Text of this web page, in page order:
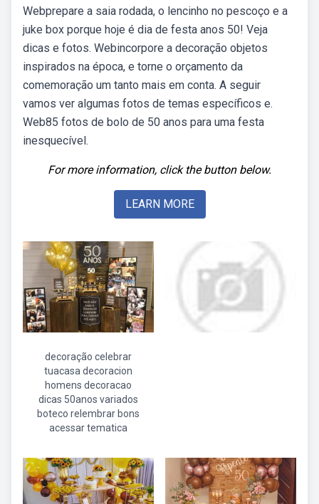
Webprepare a saia rodada, o lencinho no pescoço e a
juke box porque hoje é dia de festa anos 50! Veja
dicas e fotos. Webincorpore a decoração objetos
inspirados na época, e torne o orçamento da
comemoração um tanto mais em conta. A seguir
vamos ver algumas fotos de temas específicos e.
Web85 fotos de bolo de 50 anos para uma festa
inesquecível.
For more information, click the button below.
LEARN MORE
decoração celebrar
tuacasa decoracion
homens decoracao
dicas 50anos variados
boteco relembrar bons
acessar tematica